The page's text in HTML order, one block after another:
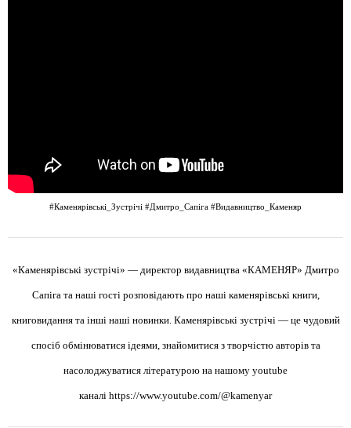
#Каменярівські_Зустрічі #Дмитро_Сапіга #Видавництво_Каменяр
«Каменярівські зустрічі» — директор видавництва «КАМЕНЯР» Дмитро
Сапіга та наші гості розповідають про наші каменярівські книги,
книговидання та інші наші новинки. Каменярівські зустрічі — це чудовий
спосіб обмінюватися ідеями, знайомитися з творчістю авторів та
насолоджуватися літературою на нашому youtube
каналі https://www.youtube.com/@kamenyar